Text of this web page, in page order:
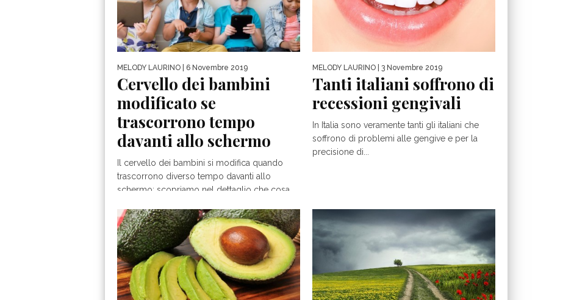
MELODY LAURINO | 6 Novembre 2019
Cervello dei bambini
modificato se
trascorrono tempo
davanti allo schermo
Il cervello dei bambini si modifica quando
trascorrono diverso tempo davanti allo
schermo: scopriamo nel dettaglio che cosa...
MELODY LAURINO | 3 Novembre 2019
Tanti italiani soffrono di
recessioni gengivali
In Italia sono veramente tanti gli italiani che
soffrono di problemi alle gengive e per la
precisione di...